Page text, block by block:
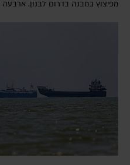
מפיצוץ במבנה בדרום לבנון.